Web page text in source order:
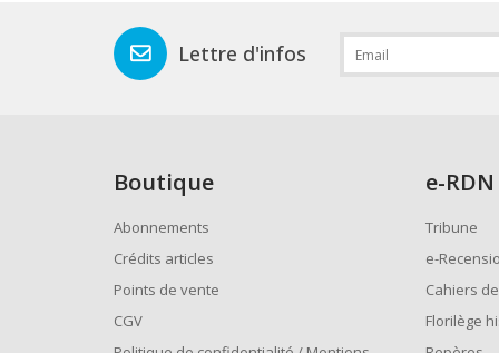
Lettre d'infos
Boutique
Abonnements
Crédits articles
Points de vente
CGV
e-RDN
Tribune
e-
Cahiers
Florilège